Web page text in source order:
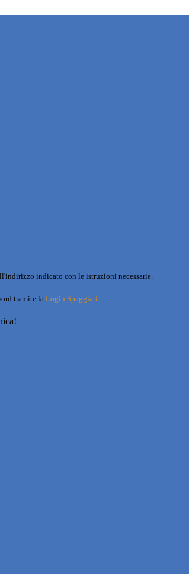
indicato con le istruzioni necessarie.
tramite la Login Spaggiari